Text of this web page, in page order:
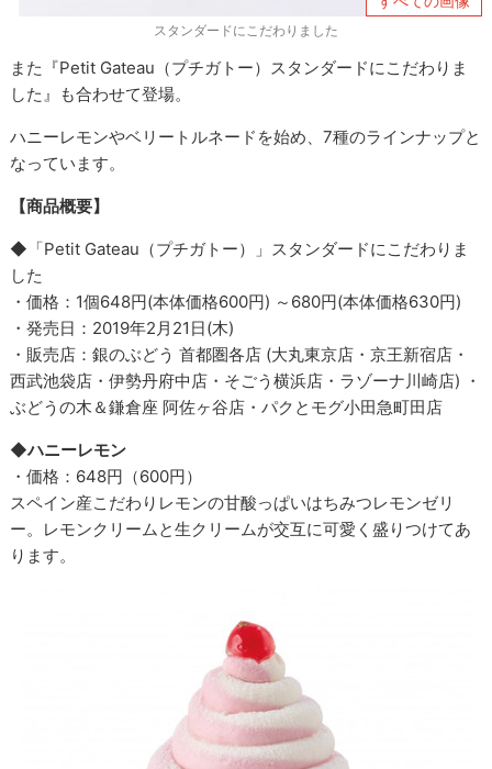
スタンダードにこだわりました
また『Petit Gateau（プチガトー）スタンダードにこだわりま
した』も合わせて登場。
ハニーレモンやベリートルネードを始め、7種のラインナップと
なっています。
【商品概要】
◆「Petit Gateau（プチガトー）」スタンダードにこだわりま
した
・価格：1個648円(本体価格600円) ～680円(本体価格630円)
・発売日：2019年2月21日(木)
・販売店：銀のぶどう 首都圏各店 (大丸東京店・京王新宿店・
西武池袋店・伊勢丹府中店・そごう横浜店・ラゾーナ川崎店) ・
ぶどうの木＆鎌倉座 阿佐ヶ谷店・パクとモグ小田急町田店
◆ハニーレモン
・価格：648円（600円）
スペイン産こだわりレモンの甘酸っぱいはちみつレモンゼリ
ー。レモンクリームと生クリームが交互に可愛く盛りつけてあ
ります。